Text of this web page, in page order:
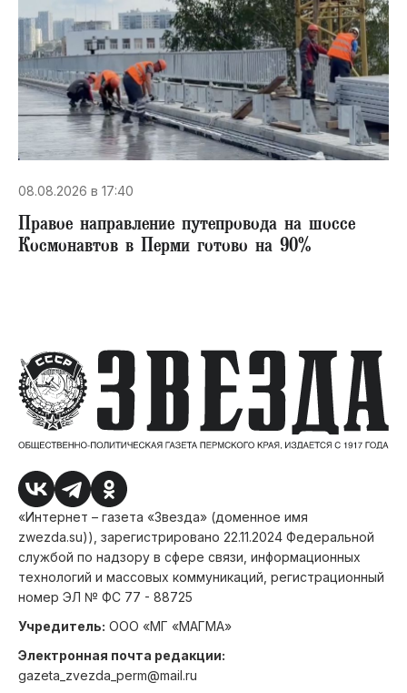
08.08.2026 в 17:40
Правое направление путепровода на шоссе
Космонавтов в Перми готово на 90%
«Интернет – газета «Звезда» (доменное имя
zwezda.su)), зарегистрировано 22.11.2024 Федеральной
службой по надзору в сфере связи, информационных
технологий и массовых коммуникаций, регистрационный
номер ЭЛ № ФС 77 - 88725
Учредитель: ООО «МГ «МАГМА»
Электронная почта редакции:
gazeta_zvezda_perm@mail.ru